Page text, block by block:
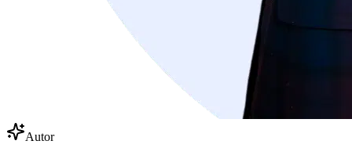
Autor